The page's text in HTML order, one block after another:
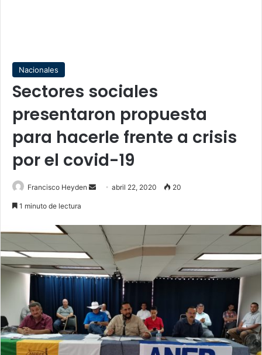
Nacionales
Sectores sociales
presentaron propuesta
para hacerle frente a crisis
por el covid-19
Francisco Heyden
Sendabril 22, 2020 20
1 minuto de lectura